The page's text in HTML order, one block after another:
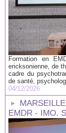
Formation en
ericksonienne, de
cadre du
de santé,
04/12/2026
EMDR - IMO.